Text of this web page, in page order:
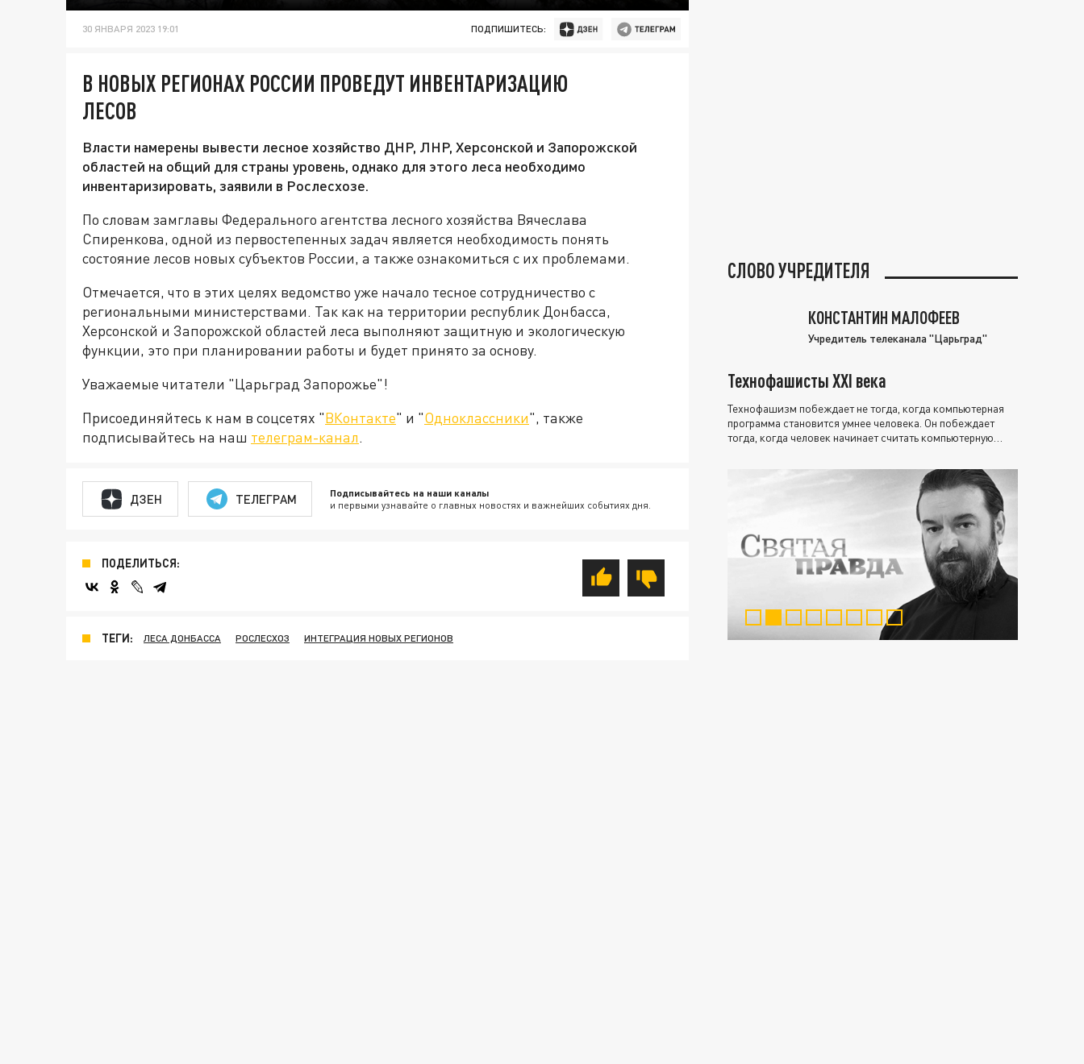
30 ЯНВАРЯ 2023 19:01 ПОДПИШИТЕСЬ:
В НОВЫХ РЕГИОНАХ РОССИИ ПРОВЕДУТ ИНВЕНТАРИЗАЦИЮ
ЛЕСОВ
Власти намерены вывести лесное хозяйство ДНР, ЛНР, Херсонской и Запорожской
областей на общий для страны уровень, однако для этого леса необходимо
инвентаризировать, заявили в Рослесхозе.
По словам замглавы Федерального агентства лесного хозяйства Вячеслава
Спиренкова, одной из первостепенных задач является необходимость понять
состояние лесов новых субъектов России, а также ознакомиться с их проблемами.
Отмечается, что в этих целях ведомство уже начало тесное сотрудничество с
региональными министерствами. Так как на территории республик Донбасса,
Херсонской и Запорожской областей леса выполняют защитную и экологическую
функции, это при планировании работы и будет принято за основу.
Уважаемые читатели "Царьград Запорожье"!
Присоединяйтесь к нам в соцсетях "ВКонтакте" и "Одноклассники", также
подписывайтесь на наш телеграм-канал.
ДЗЕН ТЕЛЕГРАМ Подписывайтесь на наши каналы
и первыми узнавайте о главных новостях и важнейших событиях дня.
ПОДЕЛИТЬСЯ:
ТЕГИ: ЛЕСА ДОНБАССА РОСЛЕСХОЗ ИНТЕГРАЦИЯ НОВЫХ РЕГИОНОВ
СЛОВО УЧРЕДИТЕЛЯ
КОНСТАНТИН МАЛОФЕЕВ
Учредитель телеканала "Царьград"
Технофашисты XXI века
Технофашизм побеждает не тогда, когда компьютерная
программа становится умнее человека. Он побеждает
тогда, когда человек начинает считать компьютерную